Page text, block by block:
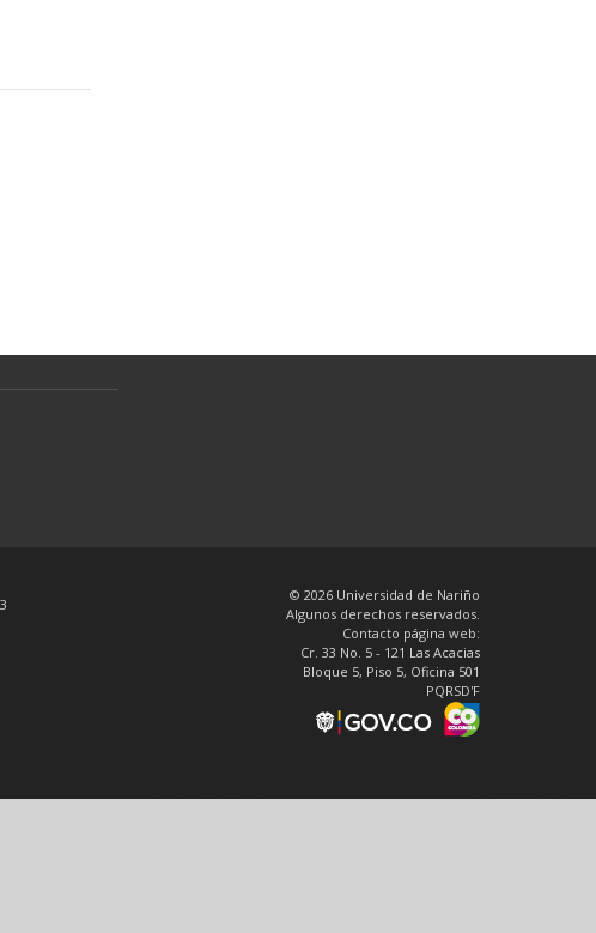
© 2026 Universidad de Nariño
Algunos derechos reservados.
Contacto página web:
Cr. 33 No. 5 - 121 Las Acacias
Bloque 5, Piso 5, Oficina 501
PQRSD'F